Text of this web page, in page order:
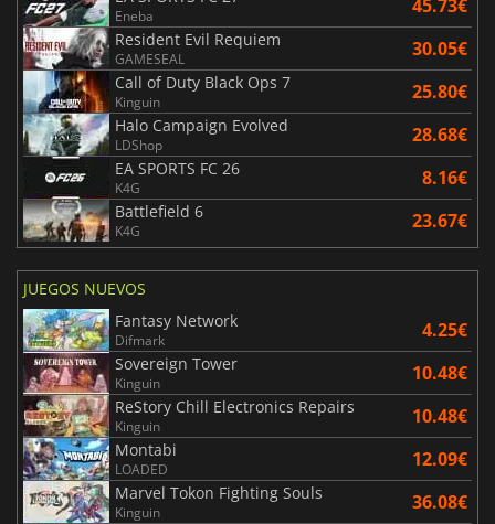
Eneba 45.73€
Resident Evil Requiem
GAMESEAL 30.05€
Call of Duty Black Ops 7
Kinguin 25.80€
Halo Campaign Evolved
LDShop 28.68€
EA SPORTS FC 26
K4G 8.16€
Battlefield 6
K4G 23.67€
JUEGOS NUEVOS
Fantasy Network
Difmark 4.25€
Sovereign Tower
Kinguin 10.48€
ReStory Chill Electronics Repairs
Kinguin 10.48€
Montabi
LOADED 12.09€
Marvel Tokon Fighting Souls
Kinguin 36.08€